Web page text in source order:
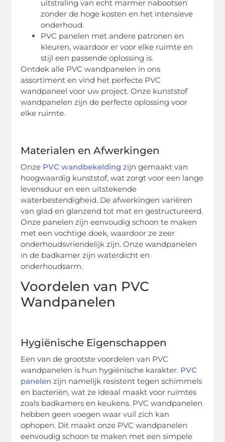
uitstraling van echt marmer nabootsen
zonder de hoge kosten en het intensieve
onderhoud.
PVC panelen met andere patronen en
kleuren, waardoor er voor elke ruimte en
stijl een passende oplossing is.
Ontdek alle PVC wandpanelen in ons
assortiment en vind het perfecte PVC
wandpaneel voor uw project. Onze kunststof
wandpanelen zijn de perfecte oplossing voor
elke ruimte.
Materialen en Afwerkingen
Onze PVC wandbekelding zijn gemaakt van
hoogwaardig kunststof, wat zorgt voor een lange
levensduur en een uitstekende
waterbestendigheid. De afwerkingen variëren
van glad en glanzend tot mat en gestructureerd.
Onze panelen zijn eenvoudig schoon te maken
met een vochtige doek, waardoor ze zeer
onderhoudsvriendelijk zijn. Onze wandpanelen
in de badkamer zijn waterdicht en
onderhoudsarm.
Voordelen van PVC
Wandpanelen
Hygiënische Eigenschappen
Een van de grootste voordelen van PVC
wandpanelen is hun hygiënische karakter. PVC
panelen zijn namelijk resistent tegen schimmels
en bacteriën, wat ze ideaal maakt voor ruimtes
zoals badkamers en keukens. PVC wandpanelen
hebben geen voegen waar vuil zich kan
ophopen. Dit maakt onze PVC wandpanelen
eenvoudig schoon te maken met een simpele